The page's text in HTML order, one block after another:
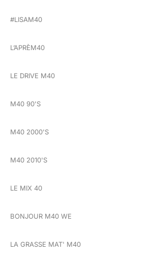
#LISAM40
L’APRÈM40
LE DRIVE M40
M40 90'S
M40 2000'S
M40 2010'S
LE MIX 40
BONJOUR M40 WE
LA GRASSE MAT' M40